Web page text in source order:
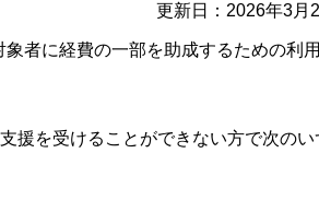
更新日：2026年3月
者に経費の一部を助成するための利
援を受けることができない方で次のい